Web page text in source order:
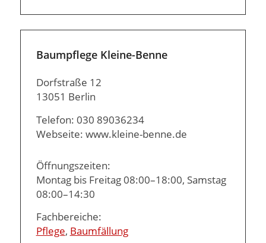
Baumpflege Kleine-Benne
Dorfstraße 12
13051 Berlin
Telefon: 030 89036234
Webseite: www.kleine-benne.de
Öffnungszeiten:
Montag bis Freitag 08:00–18:00, Samstag
08:00–14:30
Fachbereiche:
Pflege, Baumfällung